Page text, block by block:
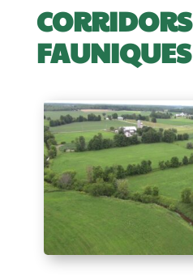
CORRIDORS
FAUNIQUES